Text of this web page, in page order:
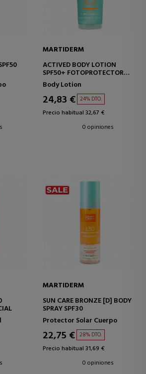
MARTIDERM
ACTIVED BODY LOTION
SPF50+ FOTOPROTECTOR
CORPORAL
Body Lotion
24,83 € 24% DTO.
Precio habitual 32,67 €
0 opiniones
MARTIDERM
SUN CARE BRONZE [D] BODY
SPRAY SPF30
Protector Solar Cuerpo
22,75 € 28% DTO.
Precio habitual 31,69 €
0 opiniones